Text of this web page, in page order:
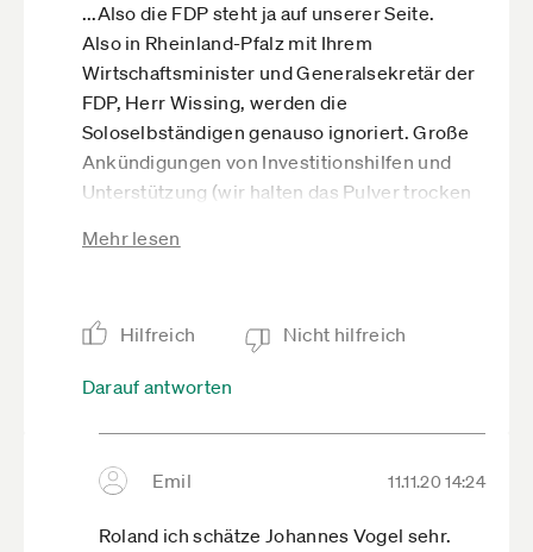
...Also die FDP steht ja auf unserer Seite.
Also in Rheinland-Pfalz mit Ihrem
Wirtschaftsminister und Generalsekretär der
FDP, Herr Wissing, werden die
Soloselbständigen genauso ignoriert. Große
Ankündigungen von Investitionshilfen und
Unterstützung (wir halten das Pulver trocken
Kein einziger Cent sind als Hilfen vom Land
Mehr lesen
Hilfreich Nicht hilfreich
Darauf antworten
Emil 11.11.20 14:24
Roland ich schätze Johannes Vogel sehr.